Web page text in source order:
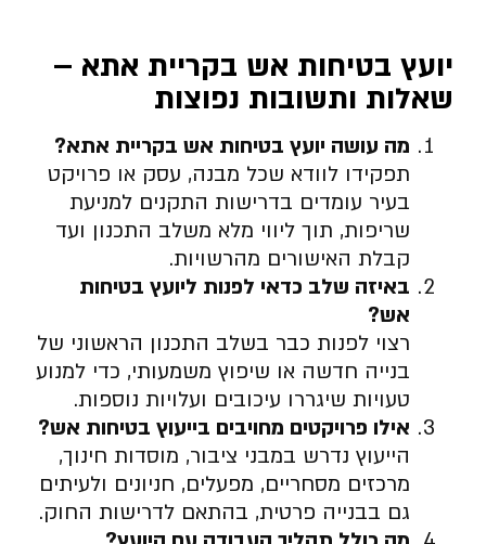
יועץ בטיחות אש בקריית אתא –
שאלות ותשובות נפוצות
מה עושה יועץ בטיחות אש בקריית אתא?
תפקידו לוודא שכל מבנה, עסק או פרויקט
בעיר עומדים בדרישות התקנים למניעת
שריפות, תוך ליווי מלא משלב התכנון ועד
קבלת האישורים מהרשויות.
באיזה שלב כדאי לפנות ליועץ בטיחות
אש?
רצוי לפנות כבר בשלב התכנון הראשוני של
בנייה חדשה או שיפוץ משמעותי, כדי למנוע
טעויות שיגררו עיכובים ועלויות נוספות.
אילו פרויקטים מחויבים בייעוץ בטיחות אש?
הייעוץ נדרש במבני ציבור, מוסדות חינוך,
מרכזים מסחריים, מפעלים, חניונים ולעיתים
גם בבנייה פרטית, בהתאם לדרישות החוק.